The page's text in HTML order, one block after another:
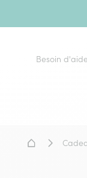
Besoin d'aide